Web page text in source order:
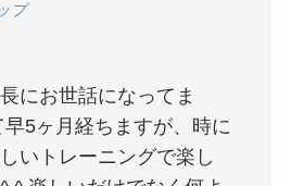
プ
にお世話になってま
5ヶ月経ちますが、時に
いトレーニングで楽し